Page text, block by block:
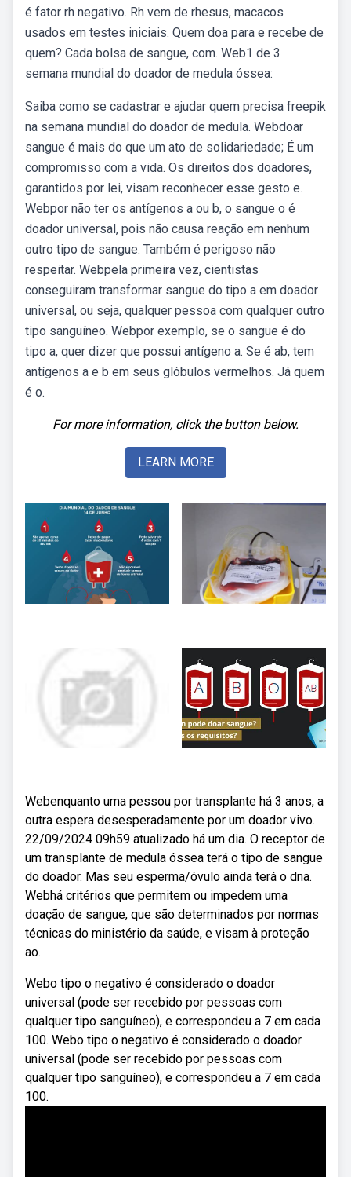
é fator rh negativo. Rh vem de rhesus, macacos
usados em testes iniciais. Quem doa para e recebe de
quem? Cada bolsa de sangue, com. Web1 de 3
semana mundial do doador de medula óssea:
Saiba como se cadastrar e ajudar quem precisa freepik
na semana mundial do doador de medula. Webdoar
sangue é mais do que um ato de solidariedade; É um
compromisso com a vida. Os direitos dos doadores,
garantidos por lei, visam reconhecer esse gesto e.
Webpor não ter os antígenos a ou b, o sangue o é
doador universal, pois não causa reação em nenhum
outro tipo de sangue. Também é perigoso não
respeitar. Webpela primeira vez, cientistas
conseguiram transformar sangue do tipo a em doador
universal, ou seja, qualquer pessoa com qualquer outro
tipo sanguíneo. Webpor exemplo, se o sangue é do
tipo a, quer dizer que possui antígeno a. Se é ab, tem
antígenos a e b em seus glóbulos vermelhos. Já quem
é o.
For more information, click the button below.
LEARN MORE
Webenquanto uma pessou por transplante há 3 anos, a
outra espera desesperadamente por um doador vivo.
22/09/2024 09h59 atualizado há um dia. O receptor de
um transplante de medula óssea terá o tipo de sangue
do doador. Mas seu esperma/óvulo ainda terá o dna.
Webhá critérios que permitem ou impedem uma
doação de sangue, que são determinados por normas
técnicas do ministério da saúde, e visam à proteção
ao.
Webo tipo o negativo é considerado o doador
universal (pode ser recebido por pessoas com
qualquer tipo sanguíneo), e correspondeu a 7 em cada
100. Webo tipo o negativo é considerado o doador
universal (pode ser recebido por pessoas com
qualquer tipo sanguíneo), e correspondeu a 7 em cada
100.